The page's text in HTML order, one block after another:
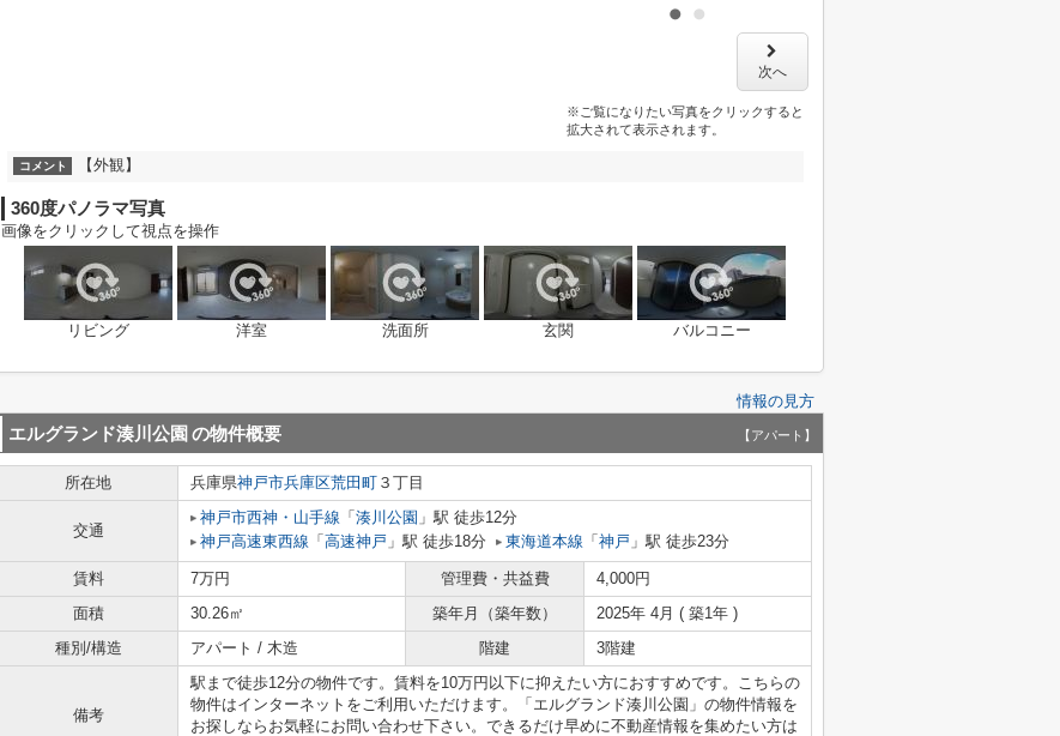
次へ
※ご覧になりたい写真をクリックすると
拡大されて表示されます。
コメント 【外観】
360度パノラマ写真
画像をクリックして視点を操作
リビング 洋室 洗面所 玄関 バルコニー
情報の見方
エルグランド湊川公園 の物件概要 【アパート】
所在地 兵庫県神戸市兵庫区荒田町 ３丁目
交通
神戸市西神・山手線 「 湊川公園 」駅 徒歩12分
神戸高速東西線 「 高速神戸 」駅 徒歩18分 東海道本線 「 神戸 」駅 徒歩23分
賃料 7万円 管理費・共益費
4,000円
面積
30.26㎡ 築年月（築年数）
2025年 4月 ( 築1年 )
種別/構造
アパート / 木造 階建 3階建
備考
駅まで徒歩12分の物件です。賃料を10万円以下に抑えたい方におすすめです。こちらの
物件はインターネットをご利用いただけます。「エルグランド湊川公園」の物件情報を
お探しならお気軽にお問い合わせ下さい。できるだけ早めに不動産情報を集めたい方は